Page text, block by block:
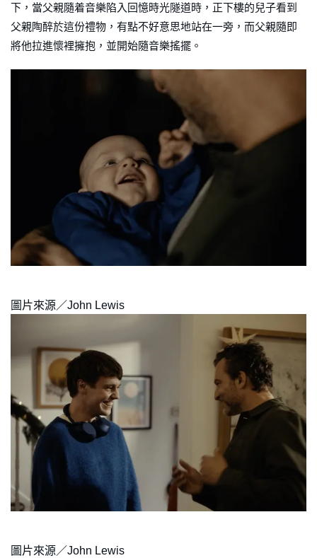
下，當父親隨着音樂陷入回憶時光隧道時，正下樓的兒子看到
父親陶醉於這份禮物，有點不好意思地站在一旁，而父親隨即
將他拉進懷裡擁抱，並開始隨音樂搖擺。
圖片來源／John Lewis
圖片來源／John Lewis